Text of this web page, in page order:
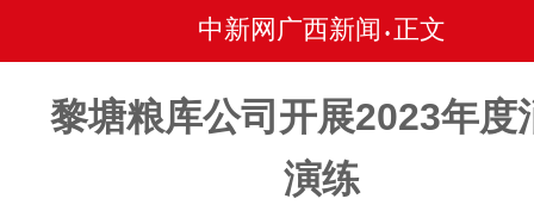
中新网广西新闻 • 正文
黎塘粮库公司开展2023年度
演练